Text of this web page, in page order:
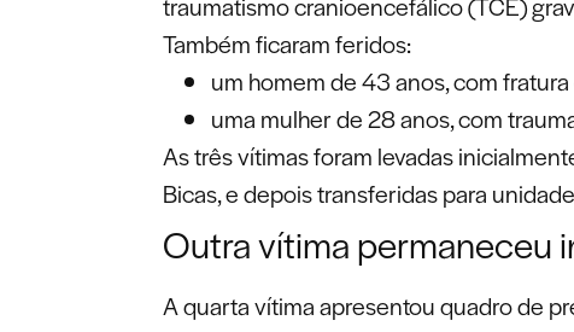
Também ficaram feridos:
um homem de 43 anos, com
uma mulher de 28 anos, com
As três vítimas foram levadas
Bicas, e depois transferidas para
Outra vítima permaneceu
A quarta vítima apresentou quadro de